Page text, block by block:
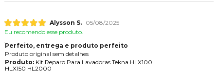
Alysson S.
05/08/2025
Eu recomendo esse produto.
Perfeito, entrega e produto perfeito
Produto original sem detalhes
Produto:Kit Reparo Para Lavadoras Tekna HLX100
HLX150 HL2000